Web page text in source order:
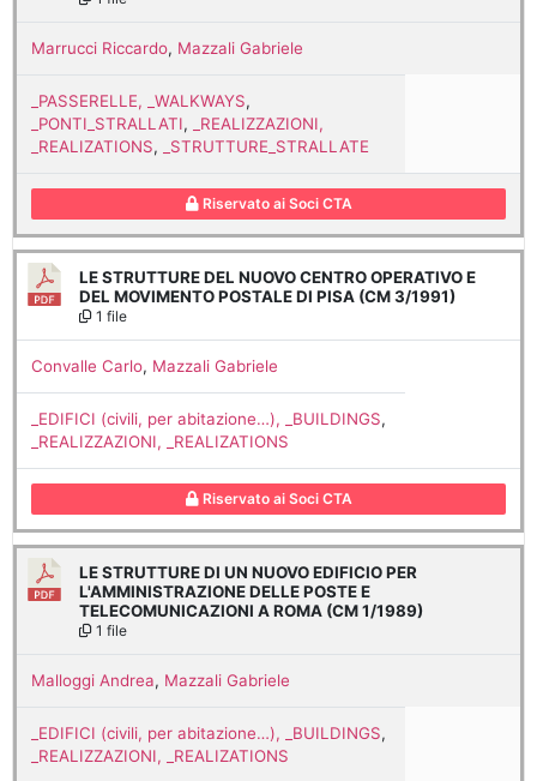
Marrucci Riccardo, Mazzali Gabriele
_PASSERELLE, _WALKWAYS,
_PONTI_STRALLATI,
_REALIZZAZIONI,
_REALIZATIONS, _STRUTTURE_STRALLATE
Riservato ai Soci CTA
LE STRUTTURE DEL NUOVO CENTRO OPERATIVO E
DEL MOVIMENTO POSTALE DI PISA (CM 3/1991)
1 file
Convalle Carlo, Mazzali Gabriele
_EDIFICI (civili, per abitazione…), _BUILDINGS,
_REALIZZAZIONI, _REALIZATIONS
Riservato ai Soci CTA
LE STRUTTURE DI UN NUOVO EDIFICIO PER
L'AMMINISTRAZIONE DELLE POSTE E
TELECOMUNICAZIONI A ROMA (CM 1/1989)
1 file
Malloggi Andrea, Mazzali Gabriele
_EDIFICI (civili, per abitazione…), _BUILDINGS,
_REALIZZAZIONI, _REALIZATIONS